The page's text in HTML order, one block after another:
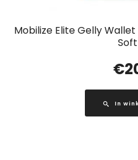
Mobilize Elite Gelly Wallet
€
In